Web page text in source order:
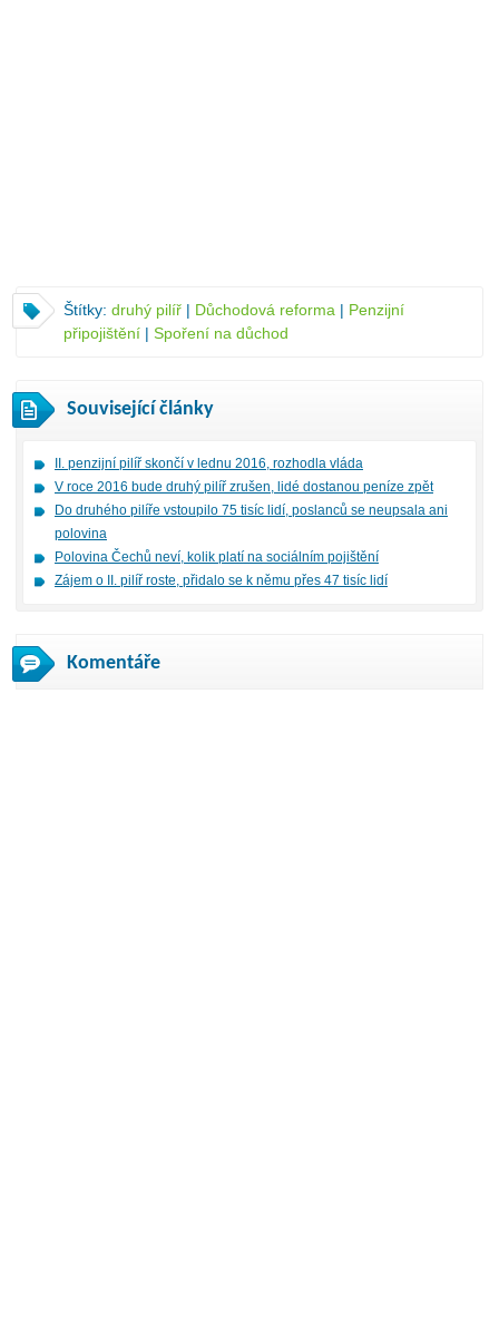
Štítky: druhý pilíř | Důchodová reforma | Penzijní
připojištění | Spoření na důchod
Související články
II. penzijní pilíř skončí v lednu 2016, rozhodla vláda
V roce 2016 bude druhý pilíř zrušen, lidé dostanou peníze zpět
Do druhého pilíře vstoupilo 75 tisíc lidí, poslanců se neupsala ani
polovina
Polovina Čechů neví, kolik platí na sociálním pojištění
Zájem o II. pilíř roste, přidalo se k němu přes 47 tisíc lidí
Komentáře